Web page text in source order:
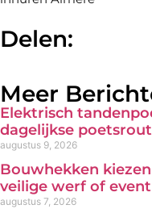
Delen:
Meer
Elektrisch
dagelijkse
augustus 9, 2026
Bouwhekken
veilige werf of event
augustus 7, 2026